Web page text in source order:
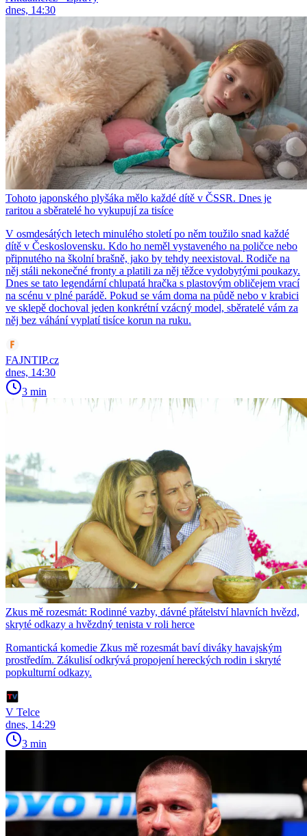
dnes, 14:30
Tohoto japonského plyšáka mělo každé dítě v ČSSR. Dnes je
raritou a sběratelé ho vykupují za tisíce
V osmdesátých letech minulého století po něm toužilo snad každé
dítě v Československu. Kdo ho neměl vystaveného na poličce nebo
připnutého na školní brašně, jako by tehdy neexistoval. Rodiče na
něj stáli nekonečné fronty a platili za něj těžce vydobytými poukazy.
Dnes se tato legendární chlupatá hračka s plastovým obličejem vrací
na scénu v plné parádě. Pokud se vám doma na půdě nebo v krabici
ve sklepě dochoval jeden konkrétní vzácný model, sběratelé vám za
něj bez váhání vyplatí tisíce korun na ruku.
FAJNTIP.cz
dnes, 14:30
3 min
Zkus mě rozesmát: Rodinné vazby, dávné přátelství hlavních hvězd,
skryté odkazy a hvězdný tenista v roli herce
Romantická komedie Zkus mě rozesmát baví diváky havajským
prostředím. Zákulisí odkrývá propojení hereckých rodin i skryté
popkulturní odkazy.
V Telce
dnes, 14:29
3 min